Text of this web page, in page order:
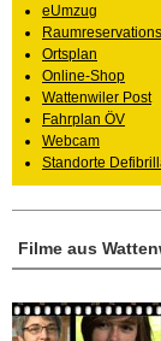
Filme aus
eUmzug
Ortsplan
Online-Shop
Wattenwiler Post
Fahrplan ÖV
Webcam
Standorte